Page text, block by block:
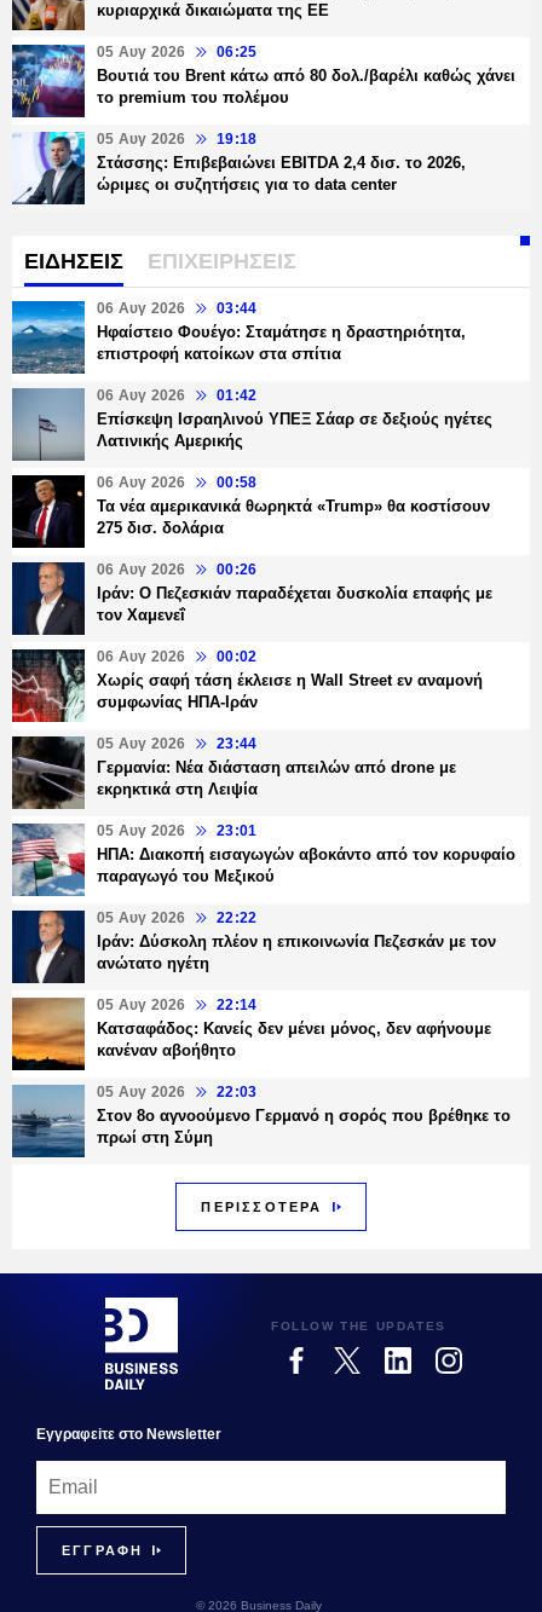
κυριαρχικά δικαιώματα της ΕΕ
05 Αυγ 2026 06:25
Βουτιά του Brent κάτω από 80 δολ./βαρέλι καθώς χάνει
το premium του πολέμου
05 Αυγ 2026 19:18
Στάσσης: Επιβεβαιώνει EBITDA 2,4 δισ. το 2026,
ώριμες οι συζητήσεις για το data center
ΕΙΔΗΣΕΙΣ ΕΠΙΧΕΙΡΗΣΕΙΣ
06 Αυγ 2026 03:44
Ηφαίστειο Φουέγο: Σταμάτησε η δραστηριότητα,
επιστροφή κατοίκων στα σπίτια
06 Αυγ 2026 01:42
Επίσκεψη Ισραηλινού ΥΠΕΞ Σάαρ σε δεξιούς ηγέτες
Λατινικής Αμερικής
06 Αυγ 2026 00:58
Τα νέα αμερικανικά θωρηκτά «Trump» θα κοστίσουν
275 δισ. δολάρια
06 Αυγ 2026 00:26
Ιράν: Ο Πεζεσκιάν παραδέχεται δυσκολία επαφής με
τον Χαμενεΐ
06 Αυγ 2026 00:02
Χωρίς σαφή τάση έκλεισε η Wall Street εν αναμονή
συμφωνίας ΗΠΑ-Ιράν
05 Αυγ 2026 23:44
Γερμανία: Νέα διάσταση απειλών από drone με
εκρηκτικά στη Λειψία
05 Αυγ 2026 23:01
ΗΠΑ: Διακοπή εισαγωγών αβοκάντο από τον κορυφαίο
παραγωγό του Μεξικού
05 Αυγ 2026 22:22
Ιράν: Δύσκολη πλέον η επικοινωνία Πεζεσκάν με τον
ανώτατο ηγέτη
05 Αυγ 2026 22:14
Κατσαφάδος: Κανείς δεν μένει μόνος, δεν αφήνουμε
κανέναν αβοήθητο
05 Αυγ 2026 22:03
Στον 8ο αγνοούμενο Γερμανό η σορός που βρέθηκε το
πρωί στη Σύμη
ΠΕΡΙΣΣΟΤΕΡΑ
FOLLOW THE UPDATES
Εγγραφεiτε στο Newsletter
© 2026 Business Daily